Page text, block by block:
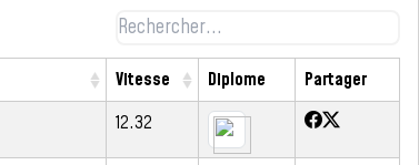
Vitesse Diplome
Partager
12.32